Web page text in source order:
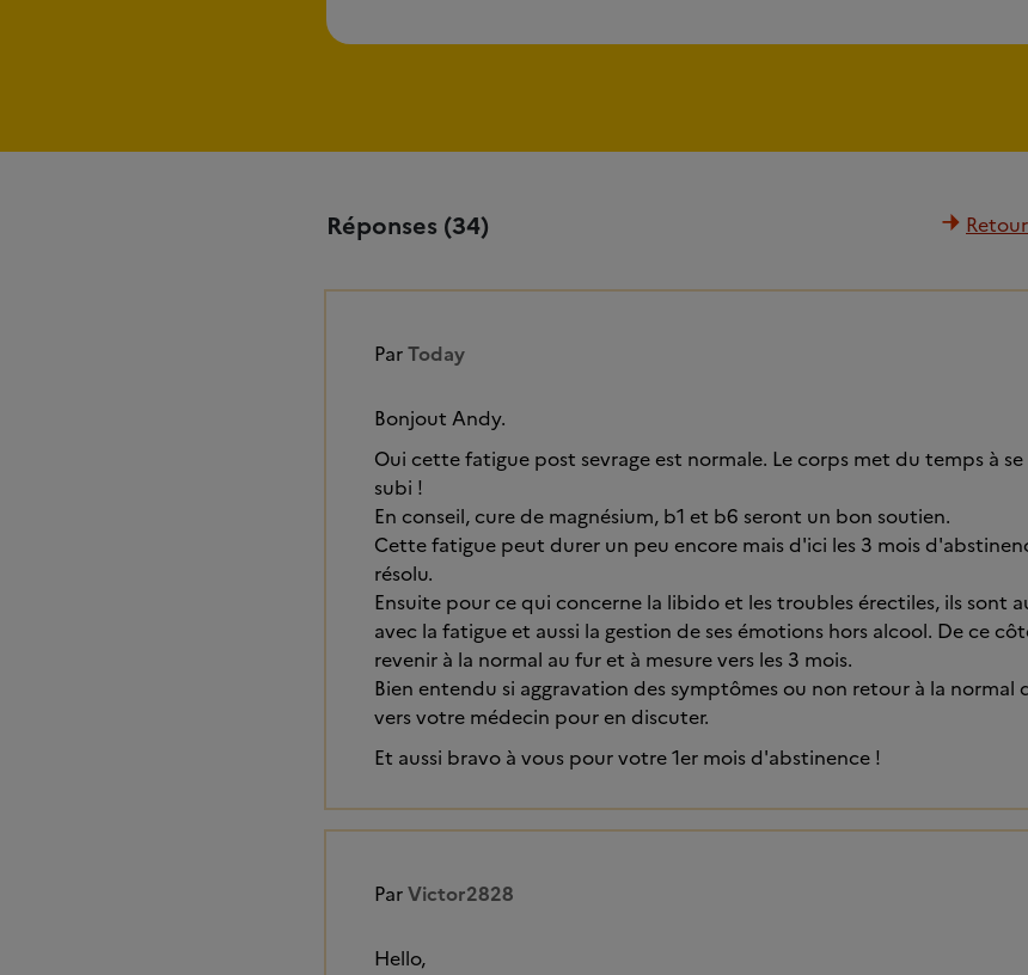
Réponses (34)
ParToday
Bonjout Andy.
Oui cette fatigue post sevrage est normale. Le corps met du temps à
subi !
En conseil, cure de magnésium, b1 et b6 seront un bon soutien.
Cette fatigue peut durer un peu encore mais d'ici les 3 mois
résolu.
Ensuite pour ce qui concerne la libido et les troubles érectiles, ils sont
avec la fatigue et aussi la gestion de ses émotions hors alcool. De ce
revenir à la normal au fur et à mesure vers les 3 mois.
Bien entendu si aggravation des symptômes ou non retour à la normal
vers votre médecin pour en discuter.
Et aussi bravo à vous pour votre 1er mois d'abstinence !
ParVictor2828
Hello,